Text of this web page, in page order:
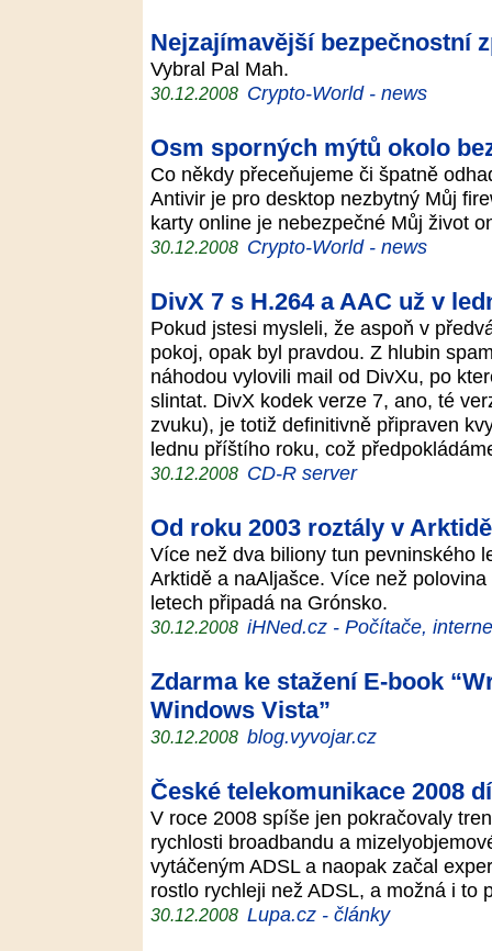
Nejzajímavější bezpečnostní
Vybral Pal Mah.
30.12.2008 Crypto-World - news
Osm sporných mýtů okolo
Co někdy přeceňujeme či špatně
Antivir je pro desktop nezbytný Můj
karty online je nebezpečné Můj život
30.12.2008 Crypto-World - news
DivX 7 s H.264 a AAC už v
Pokud jstesi mysleli, že aspoň v
pokoj, opak byl pravdou. Z hlubin
náhodou vylovili mail od DivXu, po
slintat. DivX kodek verze 7, ano, té
zvuku), je totiž definitivně připraven
lednu příštího roku, což
30.12.2008 CD-R server
Od roku 2003 roztály v
Více než dva biliony tun pevninského
Arktidě a naAljašce. Více než
letech připadá na Grónsko.
30.12.2008 iHNed.cz - Počítače,
Zdarma ke stažení E-book
Windows Vista”
30.12.2008 blog.vyvojar.cz
České telekomunikace 2008
V roce 2008 spíše jen pokračovaly
rychlosti broadbandu a
vytáčeným ADSL a naopak začal
rostlo rychleji než ADSL, a možná i
30.12.2008 Lupa.cz - články